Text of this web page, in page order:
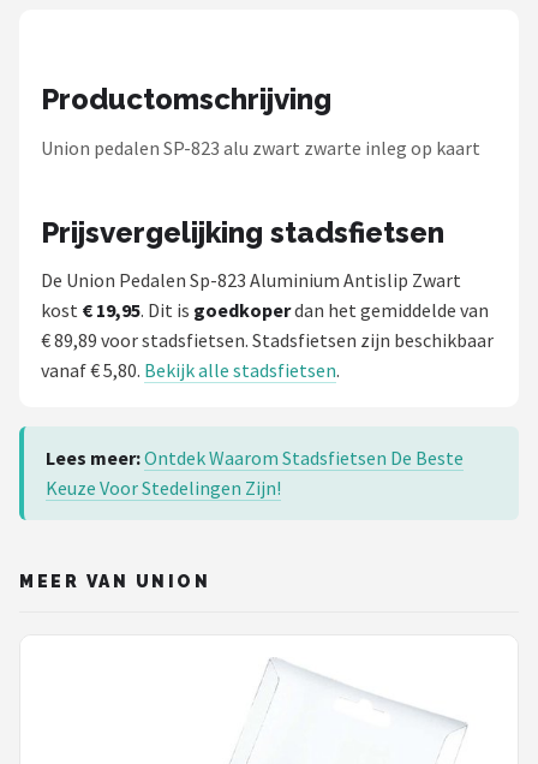
Schwalbe
Voltano
Alle merken →
Productomschrijving
Union pedalen SP-823 alu zwart zwarte inleg op kaart
Prijsvergelijking stadsfietsen
De Union Pedalen Sp-823 Aluminium Antislip Zwart
kost € 19,95. Dit is goedkoperdan het gemiddelde van
€ 89,89 voor stadsfietsen. Stadsfietsen zijn beschikbaar
vanaf € 5,80. Bekijk alle stadsfietsen.
Lees meer:Ontdek Waarom Stadsfietsen De Beste
Keuze Voor Stedelingen Zijn!
MEER VAN UNION